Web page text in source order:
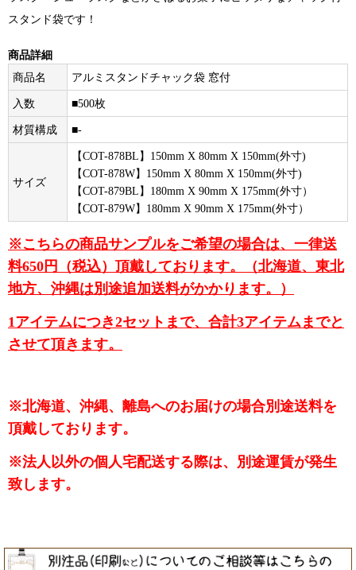
スタンド袋です！
商品詳細
商品名
アルミスタンドチャック袋 窓付
入数 ■500枚
材質構成 ■-
サイズ
【COT-878BL】150mm X 80mm X 150mm(外寸)
【COT-878W】150mm X 80mm X 150mm(外寸)
【COT-879BL】180mm X 90mm X 175mm(外寸）
【COT-879W】180mm X 90mm X 175mm(外寸）
※こちらの商品サンプルをご希望の場合は、一律送
料650円（税込）頂戴しております。（北海道、東北
地方、沖縄は別途追加送料がかかります。）
1アイテムにつき2セットまで、合計3アイテムまでと
させて頂きます。
※北海道、沖縄、離島へのお届けの場合別途送料を
頂戴しております。
※法人以外の個人宅配送する際は、別途運賃が発生
致します。